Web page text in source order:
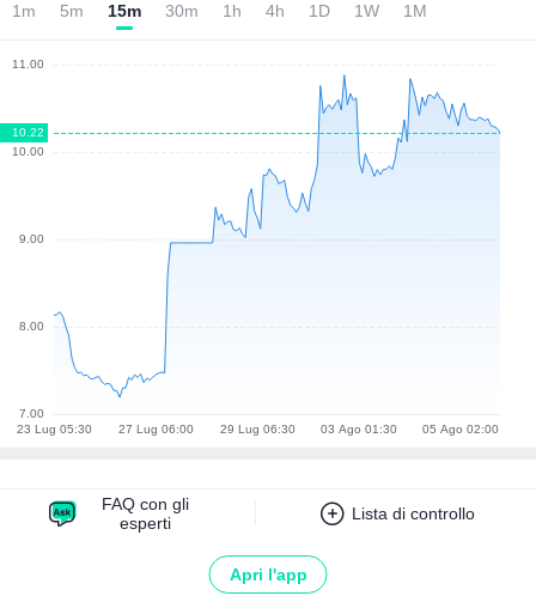
1m 5m 15m 30m 1h 4h 1D 1W 1M
FAQ con gli
esperti
Lista di controllo
Apri l'app